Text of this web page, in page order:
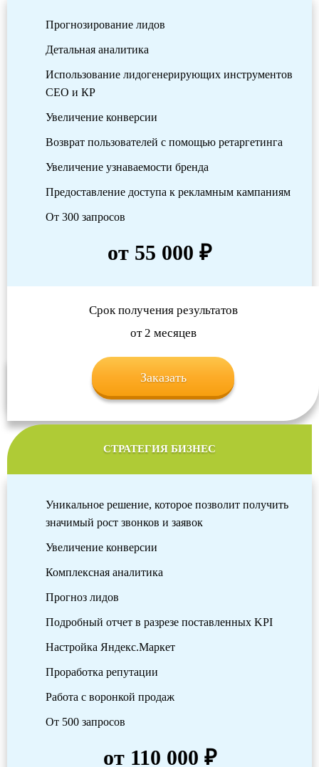
Прогнозирование лидов
Детальная аналитика
Использование лидогенерирующих инструментов
СЕО и КР
Увеличение конверсии
Возврат пользователей с помощью ретаргетинга
Увеличение узнаваемости бренда
Предоставление доступа к рекламным кампаниям
От 300 запросов
от 55 000 ₽
Срок получения результатов
от 2 месяцев
Заказать
СТРАТЕГИЯ БИЗНЕС
Уникальное решение, которое позволит получить
значимый рост звонков и заявок
Увеличение конверсии
Комплексная аналитика
Прогноз лидов
Подробный отчет в разрезе поставленных KPI
Настройка Яндекс.Маркет
Проработка репутации
Работа с воронкой продаж
От 500 запросов
от 110 000 ₽